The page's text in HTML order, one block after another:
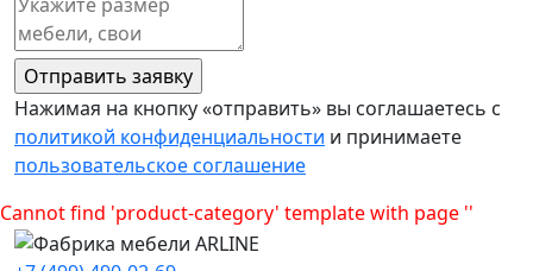
Нажимая на кнопку «отправить» вы соглашаетесь с
политикой конфиденциальности и принимаете
пользовательское соглашение
Cannot find 'product-category' template with page ''